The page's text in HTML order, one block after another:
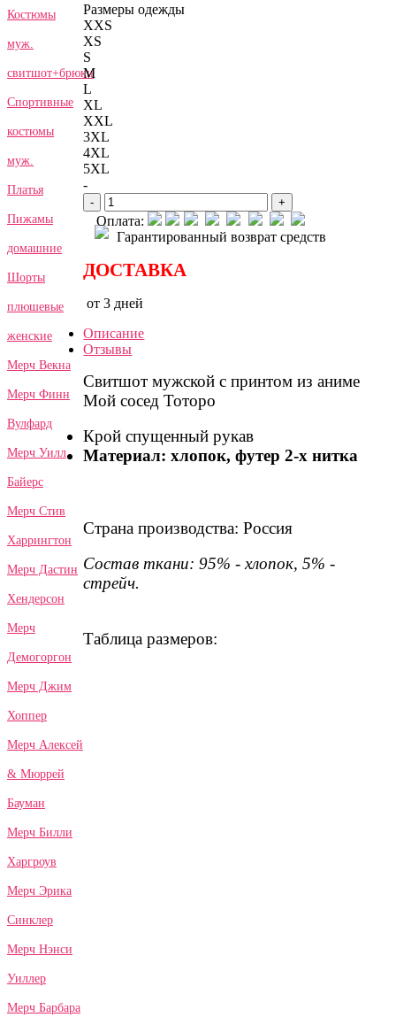
Костюмы
муж.
свитшот+брюки
Спортивные
костюмы
муж.
Платья
Пижамы
домашние
Шорты
плюшевые
женские
Мерч Векна
Мерч Финн
Вулфард
Мерч Уилл
Байерс
Мерч Стив
Харрингтон
Мерч Дастин
Хендерсон
Мерч
Демогоргон
Мерч Джим
Хоппер
Мерч Алексей
& Мюррей
Бауман
Мерч Билли
Харгроув
Мерч Эрика
Синклер
Мерч Нэнси
Уиллер
Мерч Барбара
Размеры одежды
XXS
XS
S
M
L
XL
XXL
3XL
4XL
5XL
-
- +
Оплата:
Гарантированный возврат средств
ДОСТАВКА
от 3 дней
Описание
Отзывы
Свитшот мужской с принтом из аниме
Мой сосед Тоторо
Крой спущенный рукав
Материал: хлопок, футер 2-х нитка
Страна производства: Россия
Состав ткани: 95% - хлопок, 5% -
стрейч.
Таблица размеров: